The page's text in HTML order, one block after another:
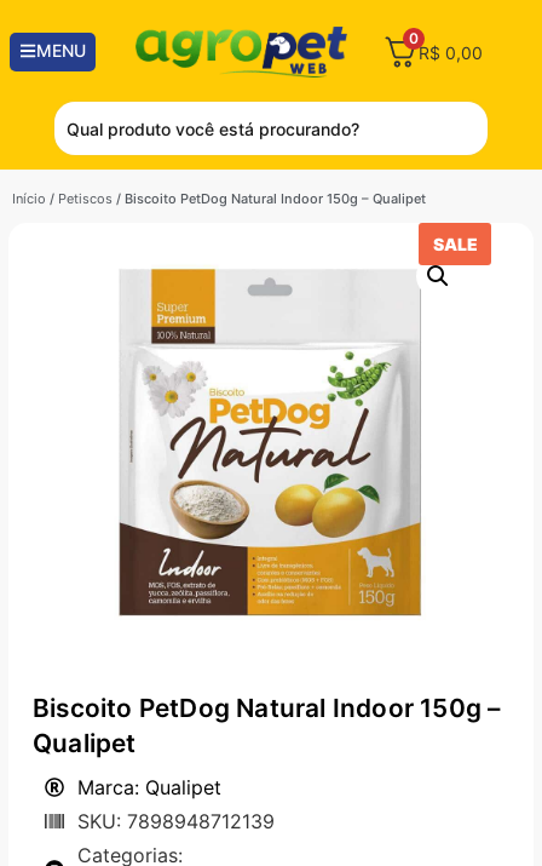
MENU
0
R$ 0,00
Início / Petiscos / Biscoito PetDog Natural Indoor 150g – Qualipet
SALE
Biscoito PetDog Natural Indoor 150g –
Qualipet
Marca: Qualipet
SKU: 7898948712139
Categorias: